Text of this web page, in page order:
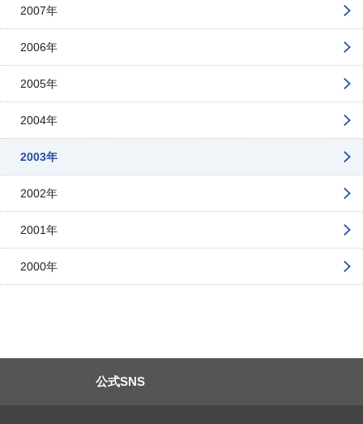
2007年
2006年
2005年
2004年
2003年
2002年
2001年
2000年
公式SNS